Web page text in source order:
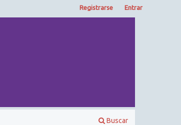
Buscar
Registrarse Entrar